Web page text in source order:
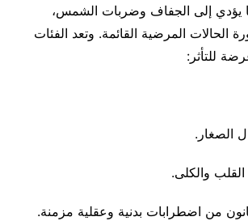
يؤدي إلى الجفاف وضربات الشمس،
المرضية القائمة. وتعد الفئات
للتأثر:
الصغار.
والكلى.
من اضطرابات بدنية وعقلية مزمنة.